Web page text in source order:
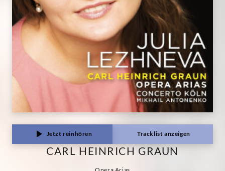
Jetzt reinhören Tracklist anzeigen
CARL HEINRICH GRAUN